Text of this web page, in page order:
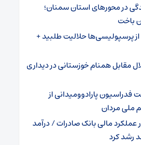
در محورهای استان سمنان؛
پرسپولیسی‌ها حلالیت طلبید +
مقابل همنام خوزستانی در دیداری
فدراسیون پارادوومیدانی از
ملی مردان
عملکرد مالی بانک صادرات / درآمد